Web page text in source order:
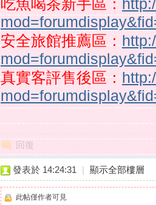
吃魚喝茶新手區：
安全旅館推薦區：
真實客評售後區：
回復
發表於 14:24:31 | 顯示全部樓層
此帖僅作者可見